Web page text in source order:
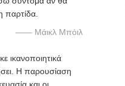
παρτίδα.
—— Μάικλ Μπόιλ
ικανοποιητικά
Η παρουσίαση